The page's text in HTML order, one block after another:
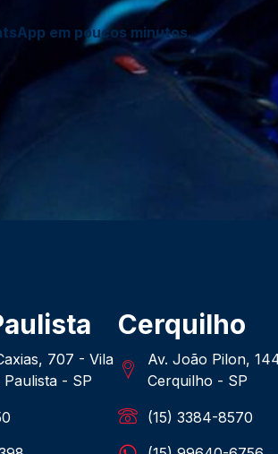
em poucos minutos.
707 - Vila
Paulista - SP
Cerquilho
Av. João Pilon,
Cerquilho - SP
(15) 3384-8570